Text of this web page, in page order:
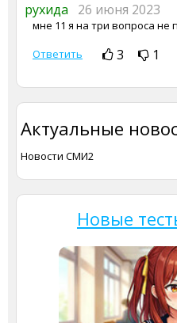
рухида 26 июня 2023
мне 11 я на три вопроса не
Ответить
3 1
Актуальные
Новости СМИ2
Новые